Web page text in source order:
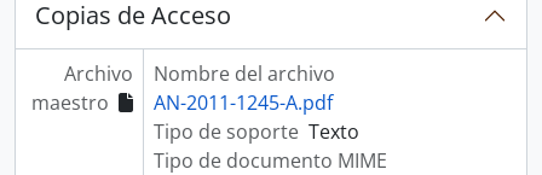
Copias de Acceso
Archivo
maestro
Nombre del archivo
AN-2011-1245-A.pdf
Tipo de soporte Texto
Tipo de documento MIME